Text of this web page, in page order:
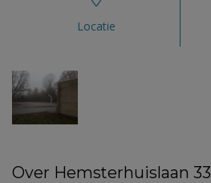
Locatie
Over Hemsterhuislaan 33